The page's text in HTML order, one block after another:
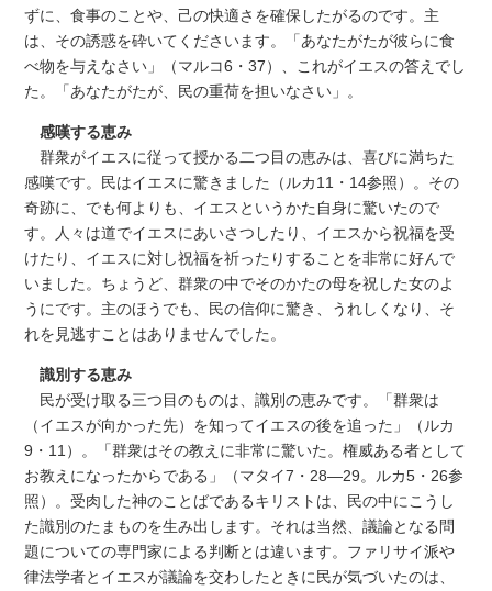
ずに、食事のことや、己の快適さを確保したがるのです。主
は、その誘惑を砕いてくださいます。「あなたがたが彼らに食
べ物を与えなさい」（マルコ6・37）、これがイエスの答えでし
た。「あなたがたが、民の重荷を担いなさい」。
感嘆する恵み
群衆がイエスに従って授かる二つ目の恵みは、喜びに満ちた
感嘆です。民はイエスに驚きました（ルカ11・14参照）。その
奇跡に、でも何よりも、イエスというかた自身に驚いたので
す。人々は道でイエスにあいさつしたり、イエスから祝福を受
けたり、イエスに対し祝福を祈ったりすることを非常に好んで
いました。ちょうど、群衆の中でそのかたの母を祝した女のよ
うにです。主のほうでも、民の信仰に驚き、うれしくなり、そ
れを見逃すことはありませんでした。
識別する恵み
民が受け取る三つ目のものは、識別の恵みです。「群衆は
（イエスが向かった先）を知ってイエスの後を追った」（ルカ
9・11）。「群衆はその教えに非常に驚いた。権威ある者として
お教えになったからである」（マタイ7・28―29。ルカ5・26参
照）。受肉した神のことばであるキリストは、民の中にこうし
た識別のたまものを生み出します。それは当然、議論となる問
題についての専門家による判断とは違います。ファリサイ派や
律法学者とイエスが議論を交わしたときに民が気づいたのは、